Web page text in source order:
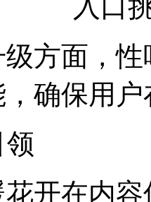
面，性
确保用
领
在内容